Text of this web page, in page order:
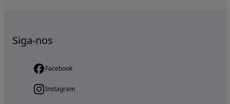
Siga-nos
Facebook
Instagram